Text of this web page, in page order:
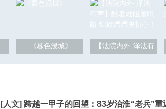
《暮色浸城》 【法院内外·泽法有
[人文] 跨越一甲子的回望：83岁治淮“老兵”重